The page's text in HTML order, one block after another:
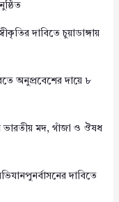
দাবিতে চুয়াডাঙ্গায়
অনুপ্রবেশের দায়ে ৮
ভারতীয় মদ, গাঁজা ও ঔষধ
দাবিতে